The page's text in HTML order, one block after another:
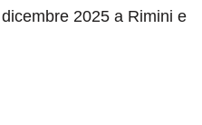
2025 a Rimini e